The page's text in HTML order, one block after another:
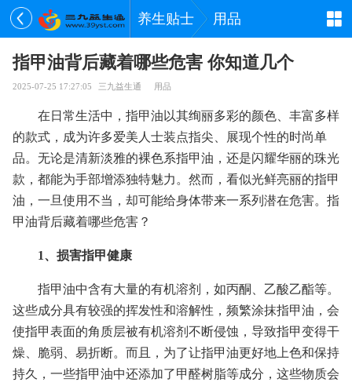
养生贴士 用品
指甲油背后藏着哪些危害 你知道几个
2025-07-25 17:27:05 三九益生通 用品
在日常生活中，指甲油以其绚丽多彩的颜色、丰富多样
的款式，成为许多爱美人士装点指尖、展现个性的时尚单
品。无论是清新淡雅的裸色系指甲油，还是闪耀华丽的珠光
款，都能为手部增添独特魅力。然而，看似光鲜亮丽的指甲
油，一旦使用不当，却可能给身体带来一系列潜在危害。指
甲油背后藏着哪些危害？
1、损害指甲健康
指甲油中含有大量的有机溶剂，如丙酮、乙酸乙酯等。
这些成分具有较强的挥发性和溶解性，频繁涂抹指甲油，会
使指甲表面的角质层被有机溶剂不断侵蚀，导致指甲变得干
燥、脆弱、易折断。而且，为了让指甲油更好地上色和保持
持久，一些指甲油中还添加了甲醛树脂等成分，这些物质会